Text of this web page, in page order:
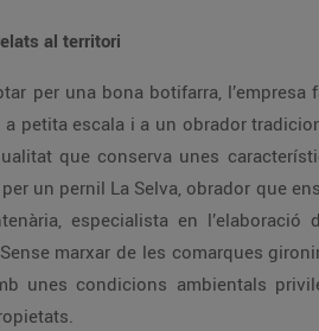
al territori
per una bona botifarra,
a petita escala i a un obrador
que conserva unes
un pernil La Selva, obrador que
especialista en
marxar de les comarques
unes condicions ambientals